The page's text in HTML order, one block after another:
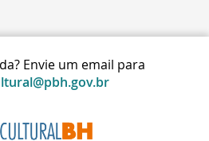
Envie um email para